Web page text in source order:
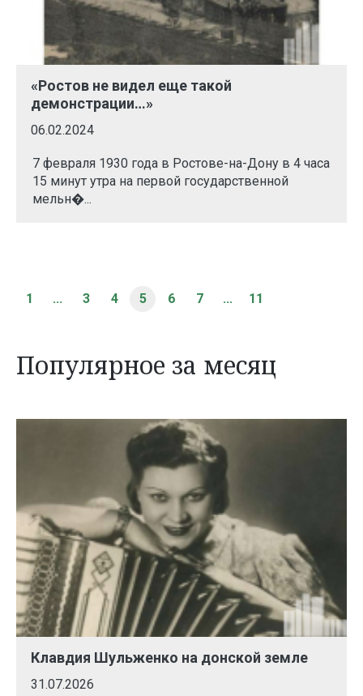
«Ростов не видел еще такой
демонстрации…»
06.02.2024
7 февраля 1930 года в Ростове-на-Дону в 4 часа
15 минут утра на первой государственной
мельн�...
1 ... 3 4 5 6 7 ... 11
Популярное за месяц
Клавдия Шульженко на донской земле
31.07.2026